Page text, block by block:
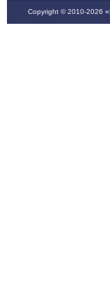
Copyright © 2010-2026